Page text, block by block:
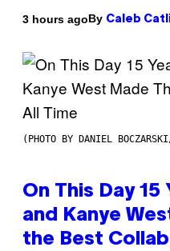
3 hours agoBy Caleb
(PHOTO BY DANIEL
On This Day
and Kanye
the Best